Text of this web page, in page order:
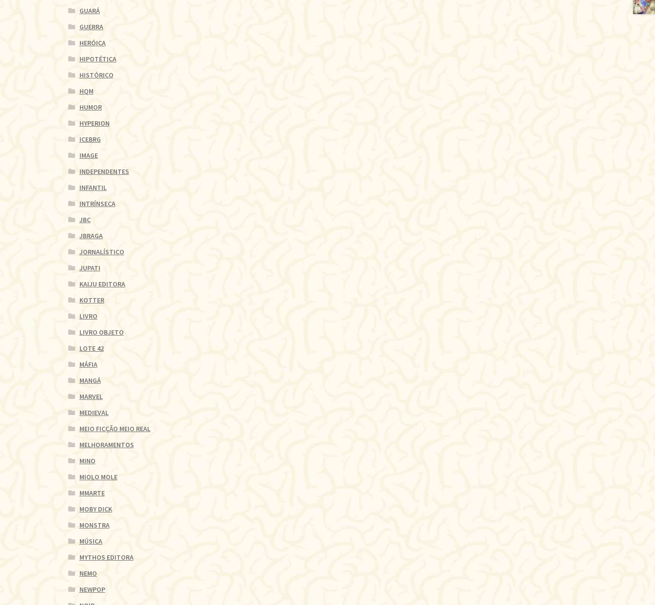
GUARÁ
GUERRA
HERÓICA
HIPOTÉTICA
HISTÓRICO
HQM
HUMOR
HYPERION
ICEBRG
IMAGE
INDEPENDENTES
INFANTIL
INTRÍNSECA
JBC
JBRAGA
JORNALÍSTICO
JUPATI
KAIJU EDITORA
KOTTER
LIVRO
LIVRO OBJETO
LOTE 42
MÁFIA
MANGÁ
MARVEL
MEDIEVAL
MEIO FICÇÃO MEIO REAL
MELHORAMENTOS
MINO
MIOLO MOLE
MMARTE
MOBY DICK
MONSTRA
MÚSICA
MYTHOS EDITORA
NEMO
NEWPOP